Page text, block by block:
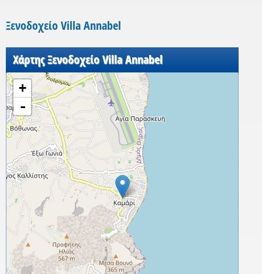
Ξενοδοχείο Villa Annabel
Χάρτης Ξενοδοχείο Villa Annabel
+
-